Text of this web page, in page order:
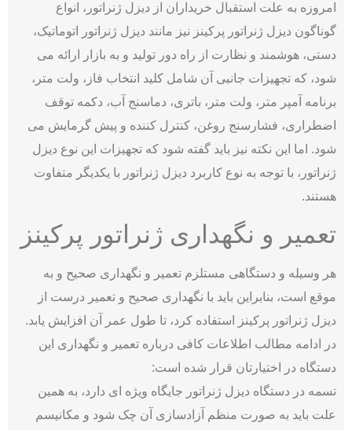
امروزه به علت استقبال خریداران از دیزل ژنراتور، انواع
گوناگون دیزل ژنراتور پرکینز نیز مانند دیزل ژنراتور اتوماتیک،
دستی، هوشمند و نظارت از راه دور تولید و به بازار ارائه می
شود، که تجهیزات جانبی آن شامل کلید انتخاب فاز، ولت متر،
برنامه آمپر متر، ولت متر، باتری، دماسنج آب، دکمه توقف
اضطراری، فشارسنج روغن، کنترل کننده و پیش گرمایش می
شود. اما این نکته نیز باید گفته شود که تجهیزات این نوع دیزل
ژنراتور، با توجه به نوع کاربرد دیزل ژنراتور با یکدیگر متفاوت
هستند.
تعمیر و نگهداری ژنراتور پرکینز
هر وسیله و دستگاهی مستلزم تعمیر و نگهداری صحیح و به
موقع است، بنابراین باید با نگهداری صحیح و تعمیر درست از
دیزل ژنراتور پرکینز استفاده کرد، تا طول عمر آن افزایش یابد.
در ادامه مطالب اطلاعات کافی درباره تعمیر و نگهداری این
دستگاه در اختیارتان قرار شده است:
تسمه در دستگاه دیزل ژنراتور جایگاه ویژه ای دارد، به همین
علت باید به صورت منظم آزادسازی آن چک شود و مکانیسم